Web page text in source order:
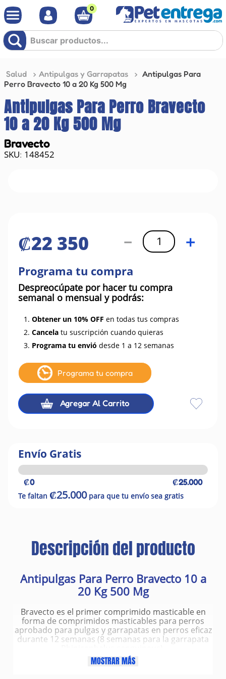
0
Buscar productos...
Salud Antipulgas y Garrapatas
Antipulgas Para
Perro Bravecto 10 a 20 Kg 500 Mg
Antipulgas Para Perro Bravecto
10 a 20 Kg 500 Mg
Bravecto
: 148452
₡22 350 ＋
－
Programa tu compra
Despreocúpate por hacer tu compra
semanal o mensual y podrás:
1. Obtener un 10% OFF en todas tus compras
2. Cancela tu suscripción cuando quieras
3. Programa tu envió desde 1 a 12 semanas
Programa tu compra
Agregar Al Carrito
Envío Gratis
₡0 ₡25.000
Te faltan ₡25.000para que tu envío sea gratis
Descripción del producto
Antipulgas Para Perro Bravecto 10 a
20 Kg 500 Mg
Bravecto es el primer comprimido masticable en
forma de comprimidos masticables para perros
aprobado para pulgas y garrapatas en perros eficaz
durante 12 semanas (8 semanas para la garrapata
MOSTRAR MÁS